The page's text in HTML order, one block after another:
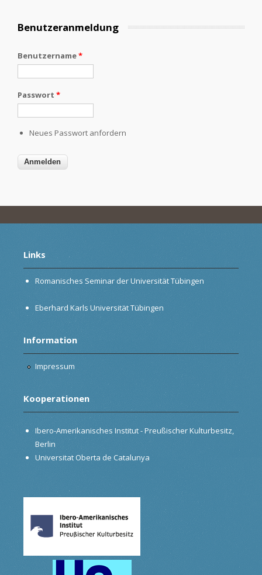
Benutzeranmeldung
Benutzername*
Passwort *
Neues Passwort anfordern
Links
Romanisches Seminar der Universität Tübingen
Eberhard Karls Universität Tübingen
Information
Impressum
Kooperationen
Ibero-Amerikanisches Institut - Preußischer Kulturbesitz,
Berlin
Universitat Oberta de Catalunya